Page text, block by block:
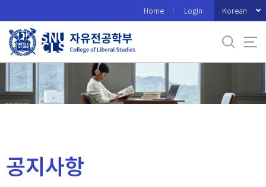
로
메
Home Login Korean
공지사항